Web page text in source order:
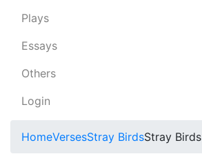
Plays
Essays
Others
Login
HomeVersesStray BirdsStray Birds